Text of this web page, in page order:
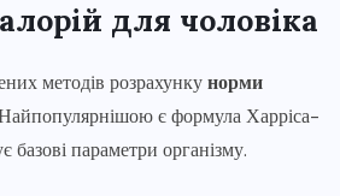
для чоловіка
методів розрахункунорми
є формула Харріса-
базові параметри організму.